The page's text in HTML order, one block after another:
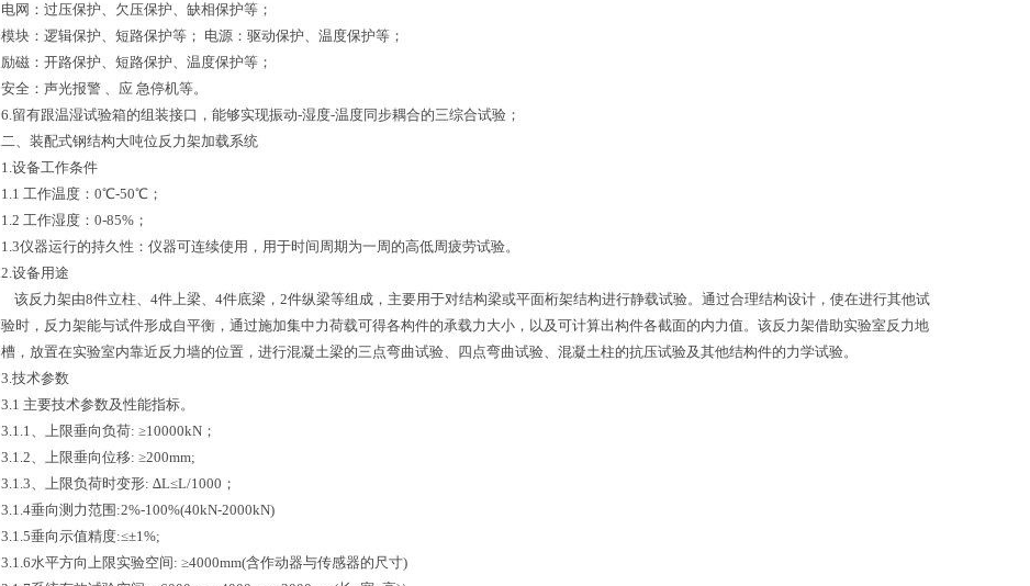
电网：过压保护、欠压保护、缺相保护等；
模块：逻辑保护、短路保护等； 电源：驱动保护、温度保护等；
励磁：开路保护、短路保护、温度保护等；
安全：声光报警 、应 急停机等。
6.留有跟温湿试验箱的组装接口，能够实现振动-湿度-温度同步耦合的三综合试验；
二、 装配式钢结构大吨位反力架加载系统
1.设备工作条件
1.1 工作温度：0℃-50℃；
1.2 工作湿度：0-85%；
1.3仪器运行的持久性：仪器可连续使用，用于时间周期为一周的高低周疲劳试验。
2.设备用途
该反力架由8件立柱、4件上梁、4件底梁，2件纵梁等组成，主要用于对结构梁或平面桁架结构进行静载试验。通过合理结构设计，使在进行其他试
验时，反力架能与试件形成自平衡，通过施加集中力荷载可得各构件的承载力大小，以及可计算出构件各截面的内力值。该反力架借助实验室反力地
槽，放置在实验室内靠近反力墙的位置，进行混凝土梁的三点弯曲试验、四点弯曲试验、混凝土柱的抗压试验及其他结构件的力学试验。
3.技术参数
3.1 主要技术参数及性能指标。
3.1.1、上限垂向负荷: ≥10000kN；
3.1.2、上限垂向位移: ≥200mm;
3.1.3、上限负荷时变形: ∆L≤L/1000；
3.1.4垂向测力范围:2%-100%(40kN-2000kN)
3.1.5垂向示值精度:≤±1%;
3.1.6水平方向上限实验空间: ≥4000mm(含作动器与传感器的尺寸)